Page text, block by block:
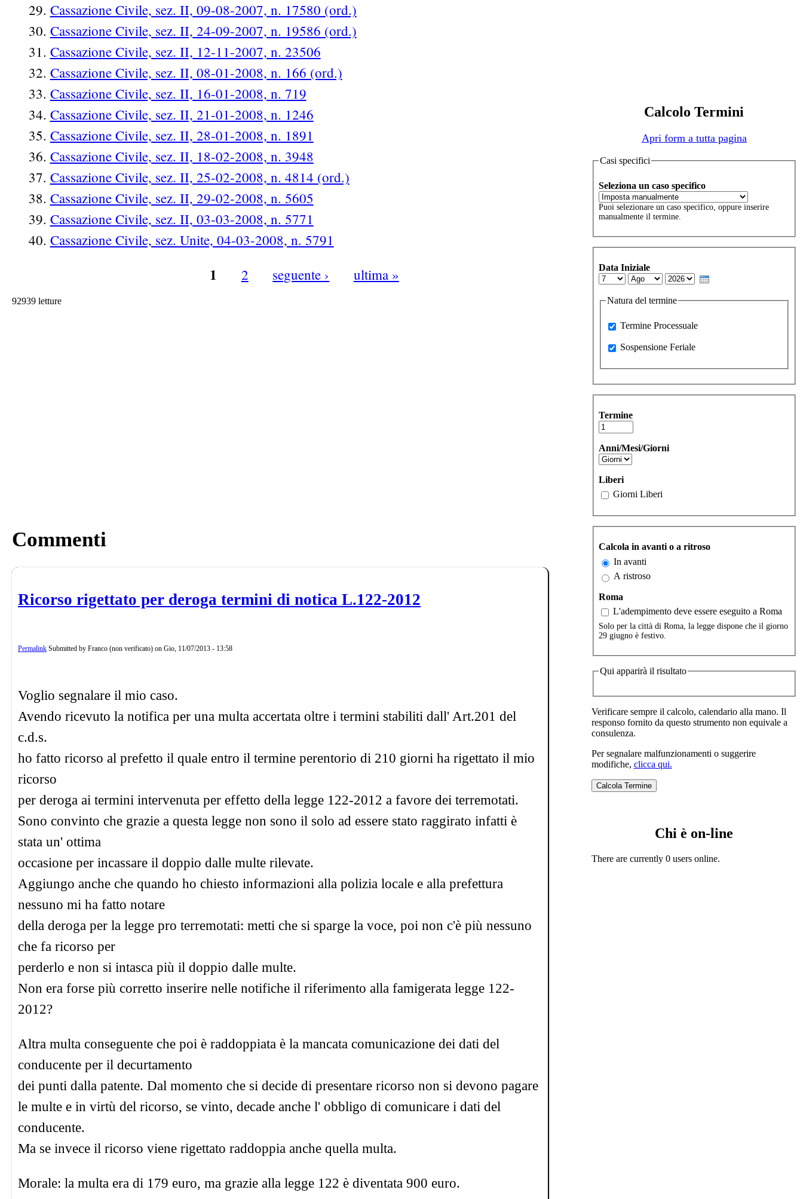
Cassazione Civile, sez. II, 09-08-2007, n. 17580 (ord.)
Cassazione Civile, sez. II, 24-09-2007, n. 19586 (ord.)
Cassazione Civile, sez. II, 12-11-2007, n. 23506
Cassazione Civile, sez. II, 08-01-2008, n. 166 (ord.)
Cassazione Civile, sez. II, 16-01-2008, n. 719
Cassazione Civile, sez. II, 21-01-2008, n. 1246
Cassazione Civile, sez. II, 28-01-2008, n. 1891
Cassazione Civile, sez. II, 18-02-2008, n. 3948
Cassazione Civile, sez. II, 25-02-2008, n. 4814 (ord.)
Cassazione Civile, sez. II, 29-02-2008, n. 5605
Cassazione Civile, sez. II, 03-03-2008, n. 5771
Cassazione Civile, sez. Unite, 04-03-2008, n. 5791
Pagine
1 2 seguente › ultima »
92939 letture
Commenti
Ricorso rigettato per deroga termini di notica L.122-2012
Permalink Submitted by Franco (non verificato) on Gio, 11/07/2013 - 13:58
Voglio segnalare il mio caso.
Avendo ricevuto la notifica per una multa accertata oltre i termini stabiliti dall' Art.201 del
c.d.s.
ho fatto ricorso al prefetto il quale entro il termine perentorio di 210 giorni ha rigettato il mio
ricorso
per deroga ai termini intervenuta per effetto della legge 122-2012 a favore dei terremotati.
Sono convinto che grazie a questa legge non sono il solo ad essere stato raggirato infatti è
stata un' ottima
occasione per incassare il doppio dalle multe rilevate.
Aggiungo anche che quando ho chiesto informazioni alla polizia locale e alla prefettura
nessuno mi ha fatto notare
della deroga per la legge pro terremotati: metti che si sparge la voce, poi non c'è più nessuno
che fa ricorso per
perderlo e non si intasca più il doppio dalle multe.
Non era forse più corretto inserire nelle notifiche il riferimento alla famigerata legge 122-
2012?
Altra multa conseguente che poi è raddoppiata è la mancata comunicazione dei dati del
conducente per il decurtamento
dei punti dalla patente. Dal momento che si decide di presentare ricorso non si devono pagare
le multe e in virtù del ricorso, se vinto, decade anche l' obbligo di comunicare i dati del
conducente.
Ma se invece il ricorso viene rigettato raddoppia anche quella multa.
Morale: la multa era di 179 euro, ma grazie alla legge 122 è diventata 900 euro.
Calcolo Termini
Apri form a tutta pagina
Casi specifici
Seleziona un caso specifico
Puoi selezionare un caso specifico, oppure inserire
manualmente il termine.
Data Iniziale
Day
Month Year
Natura del termine
Processuale
Termine Processuale
Sospensione Feriale
Sospensione Feriale
Termine
Anni/Mesi/Giorni
Liberi
Giorni Liberi
Calcola in avanti o a ritroso
In avanti
A ristroso
Roma
L'adempimento deve essere eseguito a Roma
Solo per la città di Roma, la legge dispone che il giorno
29 giugno è festivo.
Qui apparirà il risultato
Verificare sempre il calcolo, calendario alla mano. Il
responso fornito da questo strumento non equivale a
consulenza.
Per segnalare malfunzionamenti o suggerire
modifiche, clicca qui.
Chi è on-line
There are currently 0 users online.